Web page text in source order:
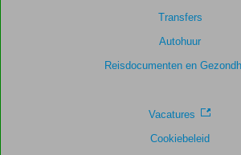
Transfers
Autohuur
Reisdocumenten en
Vacatures
Cookiebeleid